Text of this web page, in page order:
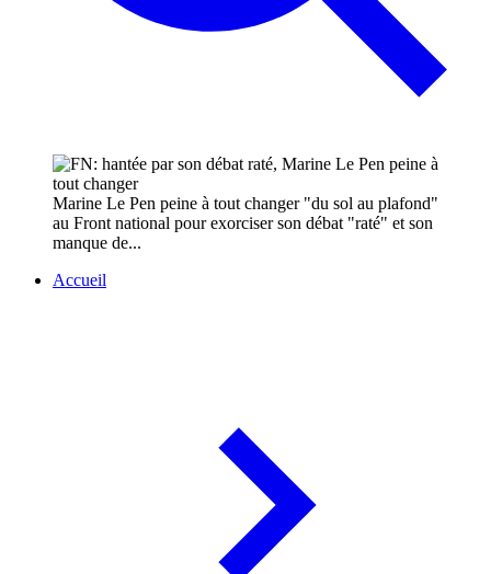
Marine Le Pen peine à tout changer "du sol au plafond"
au Front national pour exorciser son débat "raté" et son
manque de...
Accueil